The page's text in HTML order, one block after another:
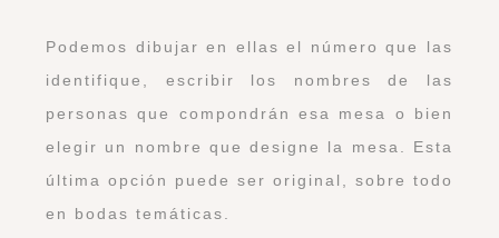
Podemos dibujar en ellas el número que las
identifique, escribir los nombres de las
personas que compondrán esa mesa o bien
elegir un nombre que designe la mesa. Esta
última opción puede ser original, sobre todo
en bodas temáticas.